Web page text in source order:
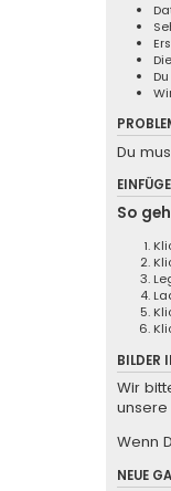
Du
So
BILDER
Wir
Wenn
NEUE